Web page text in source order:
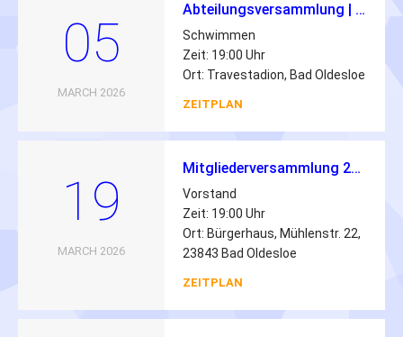
05
MARCH 2026
Abteilungsversammlung | 05.03.2026 | 19:00 Uhr
Schwimmen
Zeit: 19:00 Uhr
Ort: Travestadion, Bad Oldesloe
ZEITPLAN
19
MARCH 2026
Mitgliederversammlung 2026
Vorstand
Zeit: 19:00 Uhr
Ort: Bürgerhaus, Mühlenstr. 22,
23843 Bad Oldesloe
ZEITPLAN